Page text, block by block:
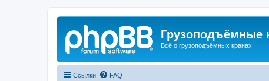
Грузоподъёмные
Всё о грузоподъёмных кранах
Ссылки FAQ